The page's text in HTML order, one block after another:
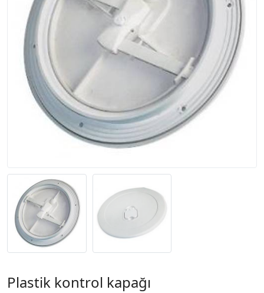
Plastik kontrol kapağı